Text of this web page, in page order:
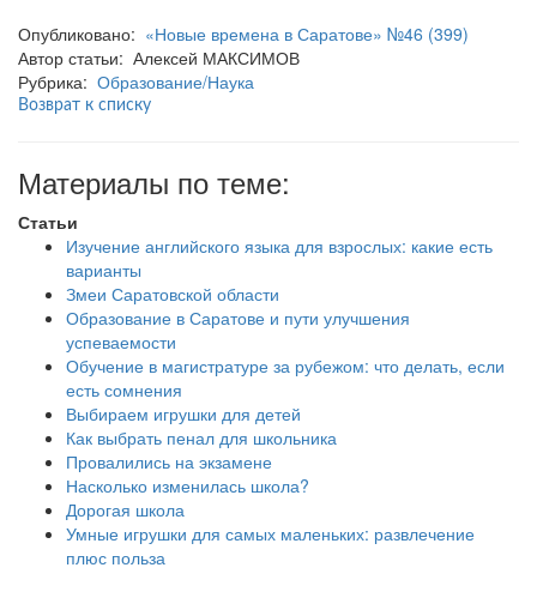
Опубликовано: «Новые времена в Саратове» №46 (399)
Автор статьи: Алексей МАКСИМОВ
Рубрика: Образование/Наука
Возврат к списку
Материалы по теме:
Статьи
Изучение английского языка для взрослых: какие есть
варианты
Змеи Саратовской области
Образование в Саратове и пути улучшения
успеваемости
Обучение в магистратуре за рубежом: что делать, если
есть сомнения
Выбираем игрушки для детей
Как выбрать пенал для школьника
Провалились на экзамене
Насколько изменилась школа?
Дорогая школа
Умные игрушки для самых маленьких: развлечение
плюс польза